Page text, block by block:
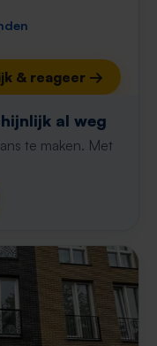
& reageer →
al weg
te maken. Met